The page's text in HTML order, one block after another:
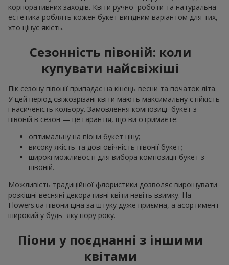
корпоративних заходів. Квіти ручної роботи та натуральна
естетика роблять кожен букет вигідним варіантом для тих,
хто цінує якість.
Сезонність півоній: коли
купувати найсвіжіші
Пік сезону півонії припадає на кінець весни та початок літа.
У цей період свіжозрізані квіти мають максимальну стійкість
і насиченість кольору. Замовлення композиції букет з
півоній в сезон — це гарантія, що ви отримаєте:
оптимальну на піони букет ціну;
високу якість та довговічність півонії букет;
широкі можливості для вибора композиції букет з
півоній.
Можливість традиційної флористики дозволяє вирощувати
розкішні весняні декоративні квіти навіть взимку. На
Flowers.ua півони ціна за штуку дуже приємна, а асортимент
широкий у будь–яку пору року.
Піони у поєднанні з іншими
квітами